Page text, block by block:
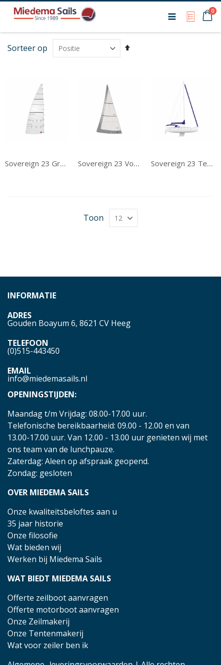
My0
Sorteer op
Van
Sovereign 23 Grootzeil Sovereign 23 Voorzeil Sovereign 23 Tentwerk
Toon
INFORMATIE
ADRES
Gouden Boayum 6, 8621 CV Heeg
TELEFOON
(0)515-443450
EMAIL
info@miedemasails.nl
OPENINGSTIJDEN:
Maandag t/m Vrijdag: 08.00-17.00 uur.
Telefonische bereikbaarheid: 09.00 - 12.00 en van
13.00-17.00 uur. Van 12.00 - 13.00 uur genieten wij met
ons team van de lunchpauze.
Zaterdag: Aleen op afspraak geopend.
Zondag: gesloten
OVER MIEDEMA SAILS
Onze kwaliteitsbeloftes aan u
35 jaar historie
Onze filosofie
Wat bieden wij
Werken bij Miedema Sails
WAT BIEDT MIEDEMA SAILS
Offerte zeilboot aanvragen
Offerte motorboot aanvragen
Onze Zeilmakerij
Onze Tentenmakerij
Wat voor zeiler ben ik